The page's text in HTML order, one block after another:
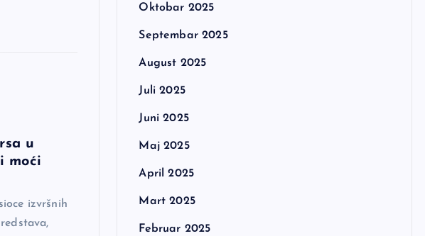
u
moći
izvršnih
Oktobar 2025
Septembar 2025
August 2025
Juli 2025
Juni 2025
Maj 2025
April 2025
Mart 2025
Februar 2025